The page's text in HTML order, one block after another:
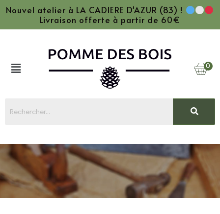
Nouvel atelier à LA CADIERE D'AZUR (83) !
Livraison offerte à partir de 60€
0